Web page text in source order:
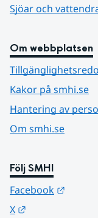
Sjöar och
Om webbplatsen
Kakor på smhi.se
Hantering av
Om smhi.se
Följ SMHI
Facebook
X